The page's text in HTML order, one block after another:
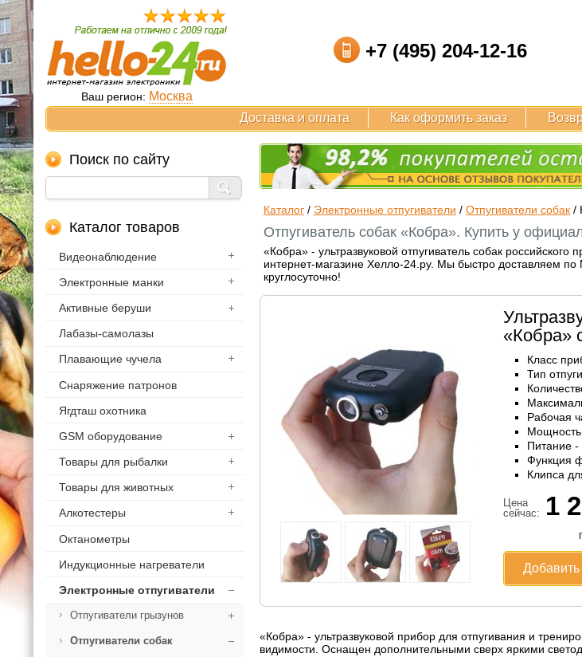
Ваш регион: Москва
+7 (495) 204-12-16
Доставка и оплата Как оформить заказ
Поиск по сайту
Каталог товаров
Видеонаблюдение
Электронные манки
Активные беруши
Лабазы-самолазы
Плавающие чучела
Снаряжение патронов
Ягдташ охотника
GSM оборудование
Товары для рыбалки
Товары для животных
Алкотестеры
Октанометры
Индукционные нагреватели
Электронные отпугиватели
Отпугиватели грызунов
Отпугиватели собак
Каталог/ Электронные отпугиватели / Отпугиватели собак/
Отпугиватель собак «Кобра». Купить у
«Кобра» - ультразвуковой отпугиватель собак
интернет-магазине Хелло-24.ру. Мы быстро доставляем
круглосуточно!
«Кобра»
Класс
Тип
Рабочая
Мощность
Питание -
Функция
Клипса
Цена
сейчас:
1
Добавить
«Кобра» - ультразвуковой прибор для отпугивания и
видимости. Оснащен дополнительными сверх яркими